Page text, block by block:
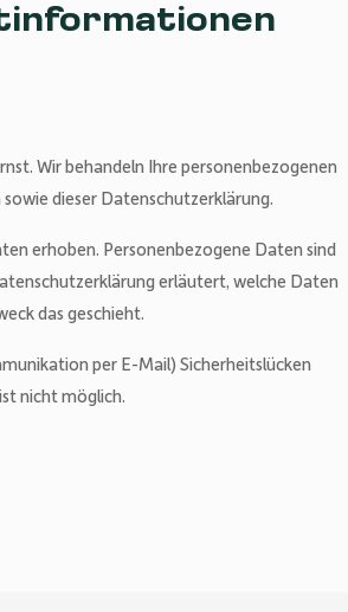
Wir behandeln Ihre personenbezogenen
dieser Datenschutzerklärung.
erhoben. Personenbezogene Daten sind
erläutert, welche Daten
das geschieht.
per E-Mail) Sicherheitslücken
nicht möglich.